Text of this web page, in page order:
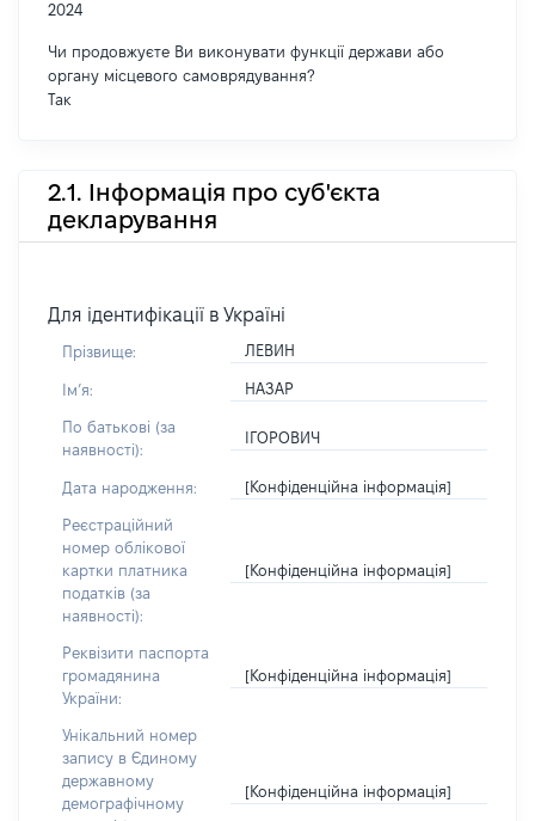
2024
Чи продовжуєте Ви виконувати функції держави або
органу місцевого самоврядування?
Так
2.1. Інформація про суб'єкта
декларування
Для ідентифікації в Україні
Прізвище: ЛЕВИН
Імʼя: НАЗАР
По батькові (за
наявності):
ІГОРОВИЧ
Дата народження: [Конфіденційна інформація]
Реєстраційний
номер облікової
картки платника
податків (за
наявності):
[Конфіденційна інформація]
Реквізити паспорта
громадянина
України:
[Конфіденційна інформація]
Унікальний номер
запису в Єдиному
державному
демографічному
[Конфіденційна інформація]